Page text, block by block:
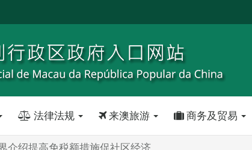
法律法规 来澳旅游 商务及贸易